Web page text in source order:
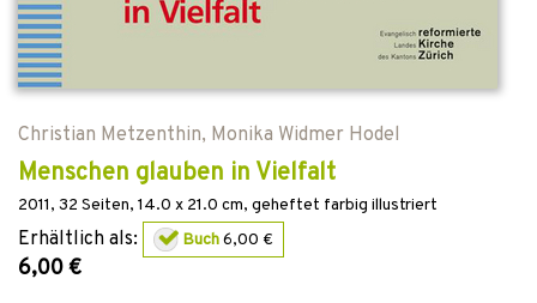
Christian Metzenthin, Monika Widmer Hodel
Menschen glauben in Vielfalt
2011, 32 Seiten, 14.0 x 21.0 cm, geheftet farbig illustriert
Erhältlich als: Buch6,00 €
6,00 €